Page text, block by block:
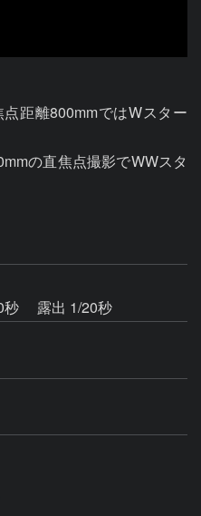
距離800mmではWスター
の直焦点撮影でWWスタ
秒
露出 1/20秒